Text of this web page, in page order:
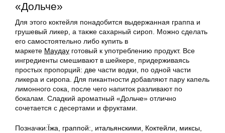
«Дольче»
Для этого коктейля понадобится выдержанная граппа и
грушевый ликер, а также сахарный сироп. Можно сделать
его самостоятельно либо купить в
маркете Маудау готовый к употреблению продукт. Все
ингредиенты смешивают в шейкере, придерживаясь
простых пропорций: две части водки, по одной части
ликера и сиропа. Для пикантности добавляют пару капель
лимонного сока, после чего напиток разливают по
бокалам. Сладкий ароматный «Дольче» отлично
сочетается с десертами и фруктами.
Позначки:Їжа, граппой:, итальянскими, Коктейли, миксы,